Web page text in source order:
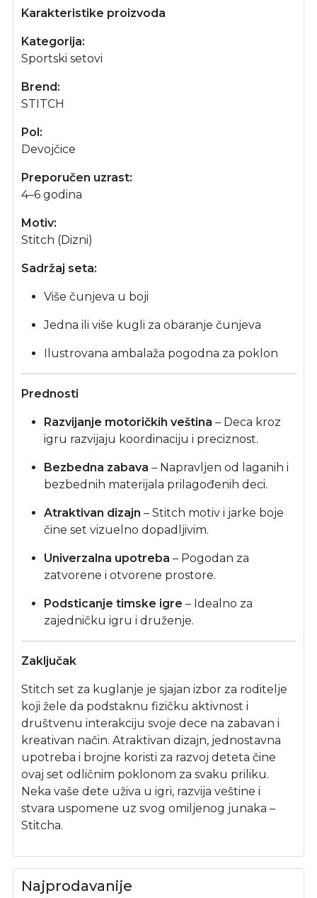
Karakteristike proizvoda
Kategorija:
Sportski setovi
Brend:
STITCH
Pol:
Devojčice
Preporučen uzrast:
4–6 godina
Motiv:
Stitch (Dizni)
Sadržaj seta:
Više čunjeva u boji
Jedna ili više kugli za obaranje čunjeva
Ilustrovana ambalaža pogodna za poklon
Prednosti
Razvijanje motoričkih veština – Deca kroz
igru razvijaju koordinaciju i preciznost.
Bezbedna zabava – Napravljen od laganih i
bezbednih materijala prilagođenih deci.
Atraktivan dizajn – Stitch motiv i jarke boje
čine set vizuelno dopadljivim.
Univerzalna upotreba – Pogodan za
zatvorene i otvorene prostore.
Podsticanje timske igre – Idealno za
zajedničku igru i druženje.
Zaključak
Stitch set za kuglanje je sjajan izbor za roditelje
koji žele da podstaknu fizičku aktivnost i
društvenu interakciju svoje dece na zabavan i
kreativan način. Atraktivan dizajn, jednostavna
upotreba i brojne koristi za razvoj deteta čine
ovaj set odličnim poklonom za svaku priliku.
Neka vaše dete uživa u igri, razvija veštine i
stvara uspomene uz svog omiljenog junaka –
Stitcha.
Najprodavanije